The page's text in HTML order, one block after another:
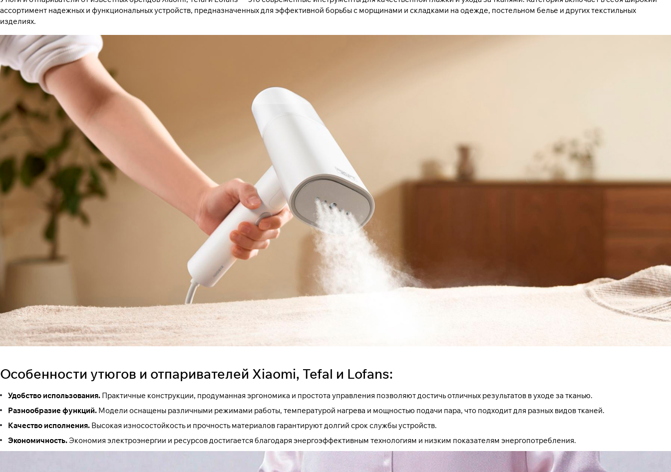
ассортимент надежных и функциональных устройств, предназначенных для эффективной борьбы с морщинами и складками на одежде, постельном белье и других текстильных
изделиях.
Особенности утюгов и отпаривателей Xiaomi, Tefal и Lofans:
Удобство использования. Практичные конструкции, продуманная эргономика и простота управления позволяют достичь отличных результатов в уходе за тканью.
Разнообразие функций. Модели оснащены различными режимами работы, температурой нагрева и мощностью подачи пара, что подходит для разных видов тканей.
Качество исполнения. Высокая износостойкость и прочность материалов гарантируют долгий срок службы устройств.
Экономичность. Экономия электроэнергии и ресурсов достигается благодаря энергоэффективным технологиям и низким показателям энергопотребления.